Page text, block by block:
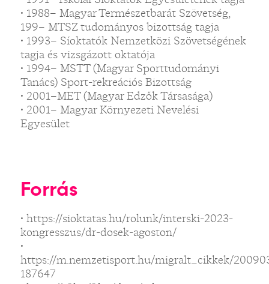
• 1988– Magyar Természetbarát Szövetség,
199– MTSZ tudományos bizottság tagja
• 1993– Síoktatók Nemzetközi Szövetségének
tagja és vizsgázott oktatója
• 1994– MSTT (Magyar Sporttudományi
Tanács) Sport-rekreációs Bizottság
• 2001–MET (Magyar Edzők Társasága)
• 2001– Magyar Környezeti Nevelési
Egyesület
Forrás
• https://sioktatas.hu/rolunk/interski-2023-
kongresszus/dr-dosek-agoston/
•
https://m.nemzetisport.hu/migralt_cikkek/
187647